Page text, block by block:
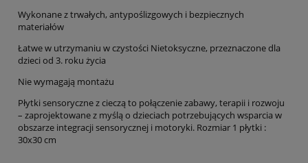
Wykonane z trwałych, antypoślizgowych i bezpiecznych
materiałów
Łatwe w utrzymaniu w czystości Nietoksyczne, przeznaczone dla
dzieci od 3. roku życia
Nie wymagają montażu
Płytki sensoryczne z cieczą to połączenie zabawy, terapii i rozwoju
– zaprojektowane z myślą o dzieciach potrzebujących wsparcia w
obszarze integracji sensorycznej i motoryki. Rozmiar 1 płytki :
30x30 cm